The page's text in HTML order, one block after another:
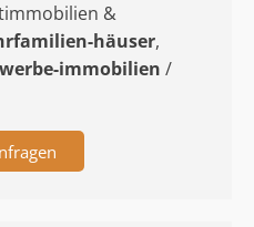
&
häuser,
immobilien /